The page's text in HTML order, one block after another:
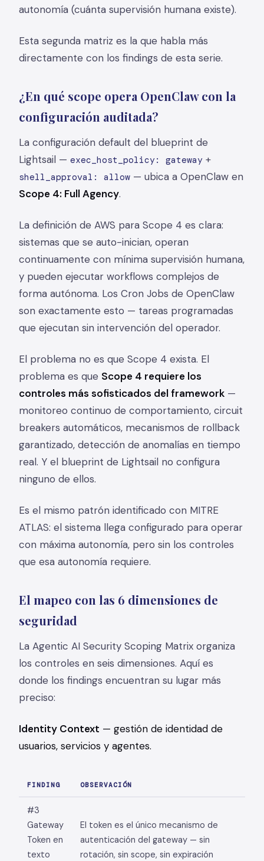
autonomía (cuánta supervisión humana existe).
Esta segunda matriz es la que habla más
directamente con los findings de esta serie.
¿En qué scope opera OpenClaw con la
configuración auditada?
La configuración default del blueprint de
Lightsail — exec_host_policy: gateway +
shell_approval: allow — ubica a OpenClaw en
Scope 4: Full Agency.
La definición de AWS para Scope 4 es clara:
sistemas que se auto-inician, operan
continuamente con mínima supervisión humana,
y pueden ejecutar workflows complejos de
forma autónoma. Los Cron Jobs de OpenClaw
son exactamente esto — tareas programadas
que ejecutan sin intervención del operador.
El problema no es que Scope 4 exista. El
problema es que Scope 4 requiere los
controles más sofisticados del framework —
monitoreo continuo de comportamiento, circuit
breakers automáticos, mecanismos de rollback
garantizado, detección de anomalías en tiempo
real. Y el blueprint de Lightsail no configura
ninguno de ellos.
Es el mismo patrón identificado con MITRE
ATLAS: el sistema llega configurado para operar
con máxima autonomía, pero sin los controles
que esa autonomía requiere.
El mapeo con las 6 dimensiones de
seguridad
La Agentic AI Security Scoping Matrix organiza
los controles en seis dimensiones. Aquí es
donde los findings encuentran su lugar más
preciso:
Identity Context — gestión de identidad de
usuarios, servicios y agentes.
FINDING OBSERVACIÓN
#3
Gateway
Token en
texto
El token es el único mecanismo de
autenticación del gateway — sin
rotación, sin scope, sin expiración